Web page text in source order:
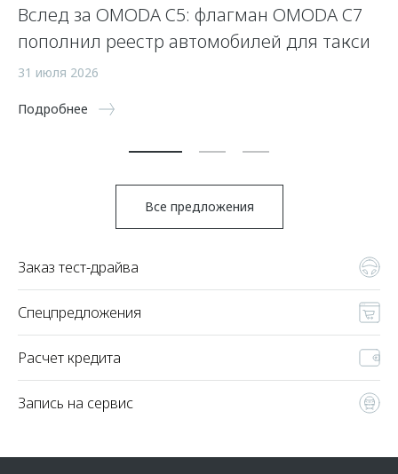
Вслед за OMODA C5: флагман OMODA C7
пополнил реестр автомобилей для такси
31 июля 2026
Подробнее
Все предложения
Заказ тест-драйва
Спецпредложения
Расчет кредита
Запись на сервис